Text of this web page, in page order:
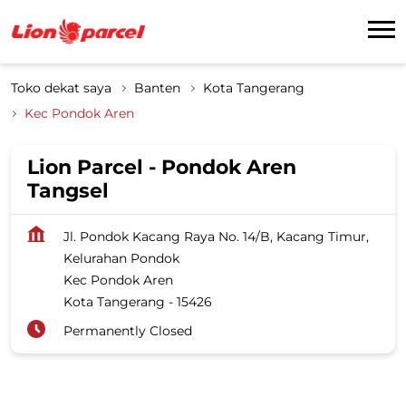
Toko dekat saya Banten
Kota Tangerang
Kec Pondok Aren
Lion Parcel - Pondok Aren
Tangsel
Jl. Pondok Kacang Raya No. 14/B, Kacang Timur,
Kelurahan Pondok
Kec Pondok Aren
Kota Tangerang - 15426
Permanently Closed